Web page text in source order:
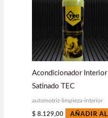
Acondicionador Interior
Satinado TEC
automotriz-limpieza-interior
$ 8.129,00 AÑADIR AL